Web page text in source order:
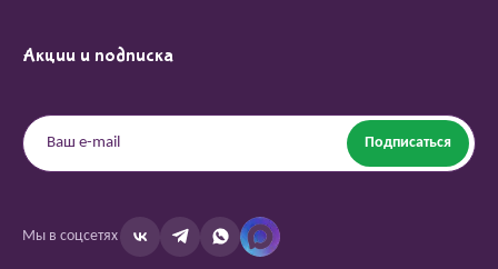
Акции и подписка
Подписаться
Мы в соцсетях